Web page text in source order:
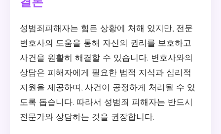
성범죄피해자는 힘든 상황에 처해 있지만, 전문
변호사의 도움을 통해 자신의 권리를 보호하고
사건을 원활히 해결할 수 있습니다. 변호사와의
상담은 피해자에게 필요한 법적 지식과 심리적
지원을 제공하며, 사건이 공정하게 처리될 수 있
도록 돕습니다. 따라서 성범죄 피해자는 반드시
전문가와 상담하는 것을 권장합니다.